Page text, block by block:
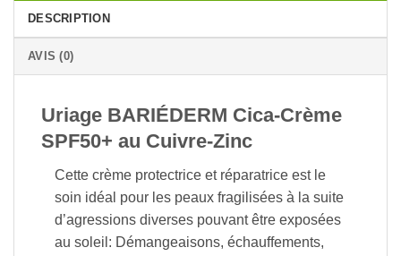
DESCRIPTION
AVIS (0)
Uriage BARIÉDERM Cica-Crème
SPF50+ au Cuivre-Zinc
Cette crème protectrice et réparatrice est le
soin idéal pour les peaux fragilisées à la suite
d’agressions diverses pouvant être exposées
au soleil: Démangeaisons, échauffements,